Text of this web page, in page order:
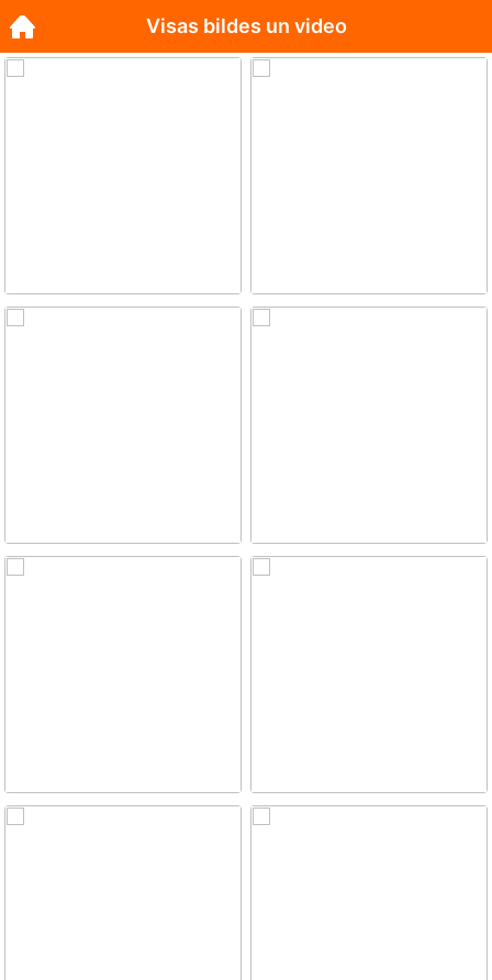
Visas bildes un video